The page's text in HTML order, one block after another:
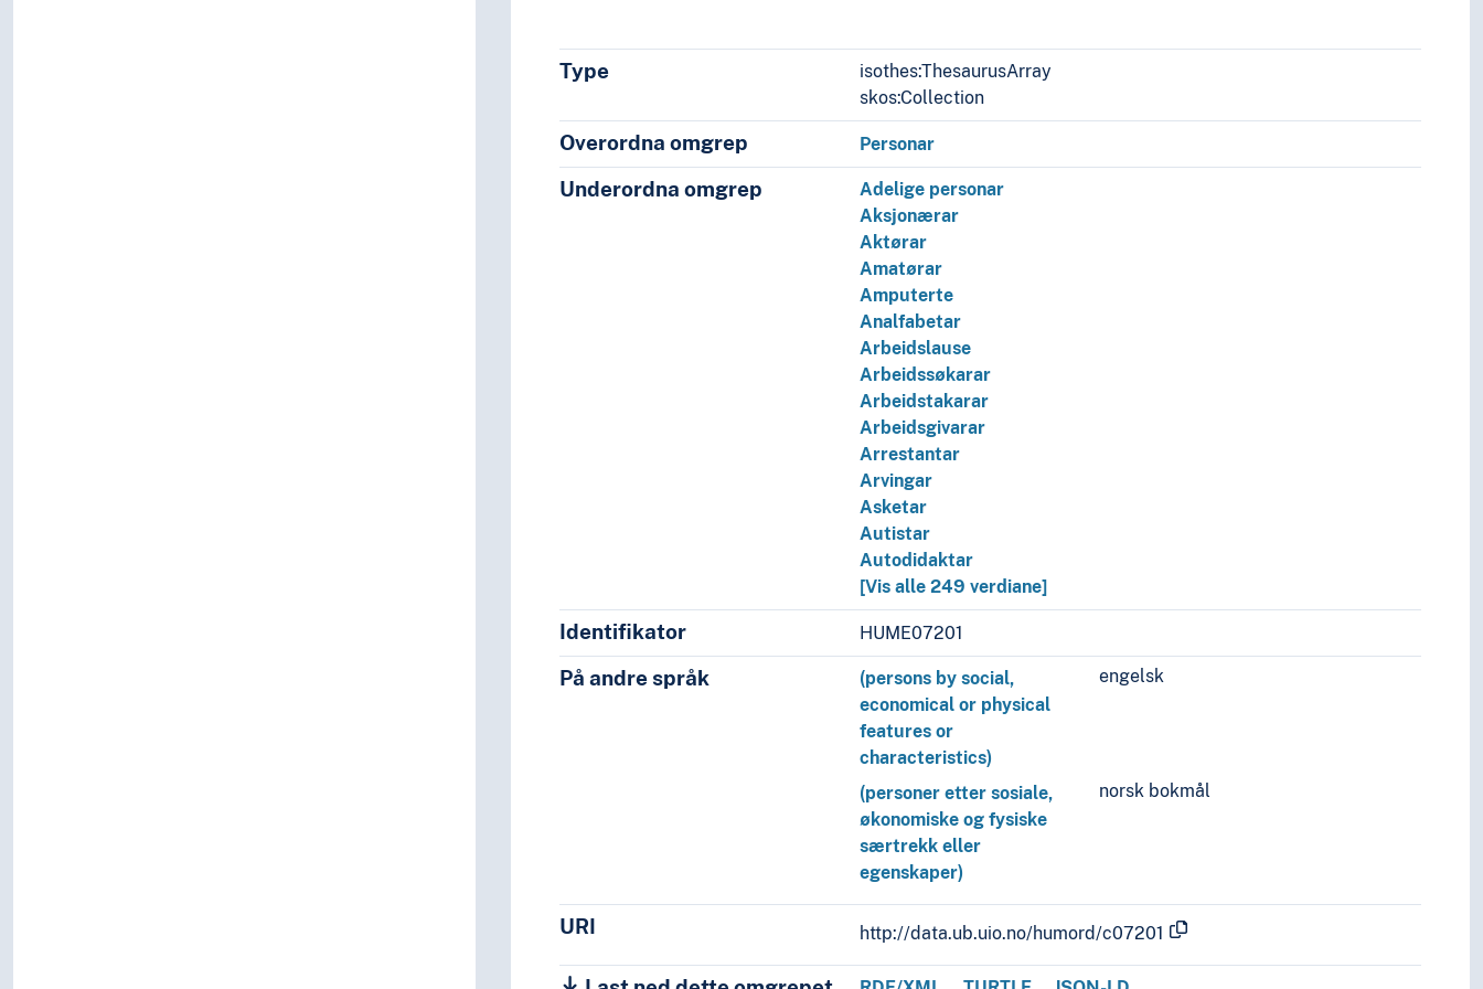
Type
isothes:ThesaurusArray
skos:Collection
Overordna omgrep Personar
Underordna omgrep
Adelige personar
Aksjonærar
Aktørar
Amatørar
Amputerte
Analfabetar
Arbeidslause
Arbeidssøkarar
Arbeidstakarar
Arbeids­givarar
Arrestantar
Arvingar
Asketar
Autistar
Autodidaktar
[Vis alle 249 verdiane]
Identifikator HUME07201
På andre språk engelsk
(persons by social,
economical or physical
features or
characteristics)
norsk bokmål
(personer etter sosiale,
økonomiske og fysiske
særtrekk eller
egenskaper)
URI http://data.ub.uio.no/humord/c07201